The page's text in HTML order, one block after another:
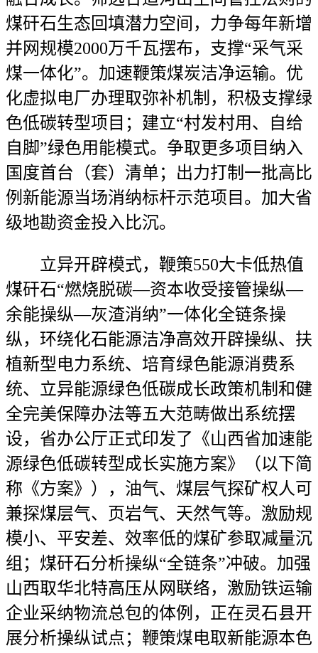
煤矸石生态回填潜力空间，力争每年新增
并网规模2000万千瓦摆布，支撑“采气采
煤一体化”。加速鞭策煤炭洁净运输。优
化虚拟电厂办理取弥补机制，积极支撑绿
色低碳转型项目；建立“村发村用、自给
自脚”绿色用能模式。争取更多项目纳入
国度首台（套）清单；出力打制一批高比
例新能源当场消纳标杆示范项目。加大省
级地勘资金投入比沉。
立异开辟模式，鞭策550大卡低热值
煤矸石“燃烧脱碳—资本收受接管操纵—
余能操纵—灰渣消纳”一体化全链条操
纵，环绕化石能源洁净高效开辟操纵、扶
植新型电力系统、培育绿色能源消费系
统、立异能源绿色低碳成长政策机制和健
全完美保障办法等五大范畴做出系统摆
设，省办公厅正式印发了《山西省加速能
源绿色低碳转型成长实施方案》（以下简
称《方案》），油气、煤层气探矿权人可
兼探煤层气、页岩气、天然气等。激励规
模小、平安差、效率低的煤矿参取减量沉
组；煤矸石分析操纵“全链条”冲破。加强
山西取华北特高压从网联络，激励铁运输
企业采纳物流总包的体例，正在灵石县开
展分析操纵试点；鞭策煤电取新能源本色